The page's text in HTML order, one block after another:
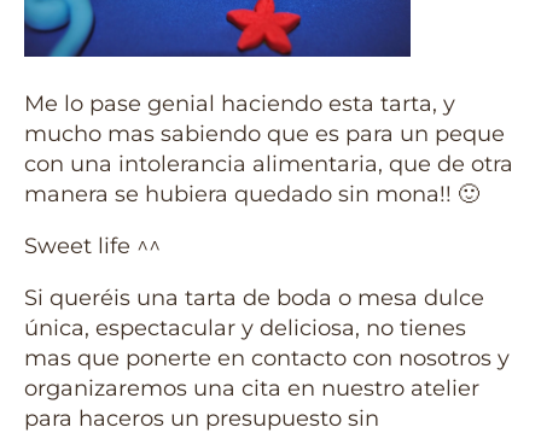
Me lo pase genial haciendo esta tarta, y
mucho mas sabiendo que es para un peque
con una intolerancia alimentaria, que de otra
manera se hubiera quedado sin mona!! 🙂
Sweet life ^^
Si queréis una tarta de boda o mesa dulce
única, espectacular y deliciosa, no tienes
mas que ponerte en contacto con nosotros y
organizaremos una cita en nuestro atelier
para haceros un presupuesto sin